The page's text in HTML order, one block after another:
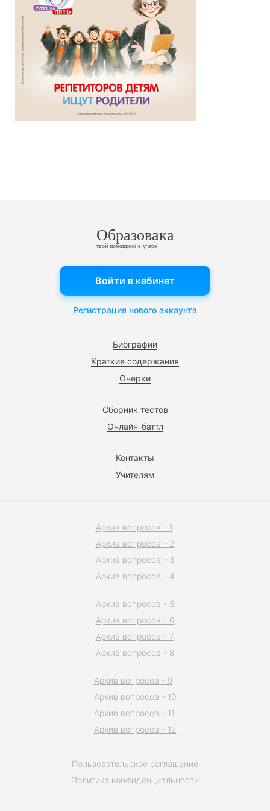
Образовака
твой помощник в учебе
Биографии
Краткие содержания
Очерки
Сборник тестов
Онлайн-баттл
Контакты
Учителям
Войти в кабинет
Регистрация нового аккаунта
Пользовательское соглашение
Политика конфиденциальности
Архив вопросов - 1
Архив вопросов - 2
Архив вопросов - 3
Архив вопросов - 4
Архив вопросов - 5
Архив вопросов - 6
Архив вопросов - 7
Архив вопросов - 8
Архив вопросов - 9
Архив вопросов - 10
Архив вопросов - 11
Архив вопросов - 12